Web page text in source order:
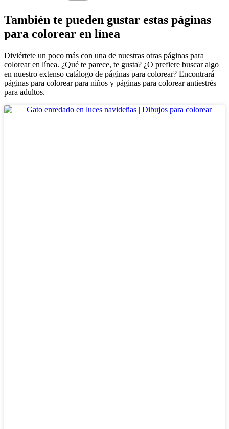
También te pueden gustar estas páginas
para colorear en línea
Diviértete un poco más con una de nuestras otras páginas para
colorear en línea. ¿Qué te parece, te gusta? ¿O prefiere buscar algo
en nuestro extenso catálogo de páginas para colorear? Encontrará
páginas para colorear para niños y páginas para colorear antiestrés
para adultos.